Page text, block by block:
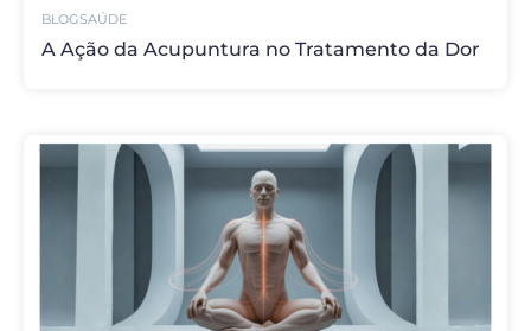
BLOGSAÚDE
A Ação da Acupuntura no Tratamento da Dor